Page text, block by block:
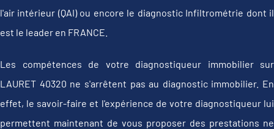
l'air intérieur (QAI) ou encore le diagnostic Infiltrométrie dont il
est le leader en FRANCE.
Les compétences de votre diagnostiqueur immobilier sur
LAURET 40320 ne s'arrêtent pas au diagnostic immobilier. En
effet, le savoir-faire et l'expérience de votre diagnostiqueur lui
permettent maintenant de vous proposer des prestations ne